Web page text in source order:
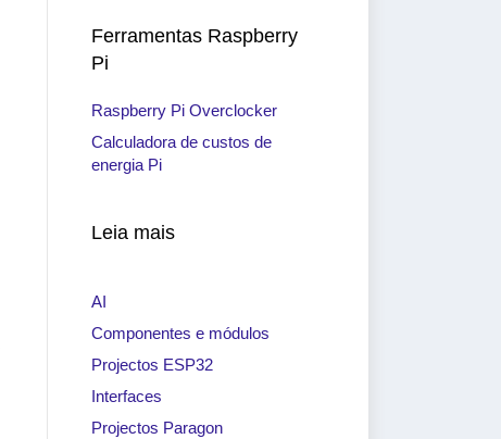
Ferramentas Raspberry
Pi
Raspberry Pi Overclocker
Calculadora de custos de
energia Pi
Leia mais
AI
Componentes e módulos
Projectos ESP32
Interfaces
Projectos Paragon